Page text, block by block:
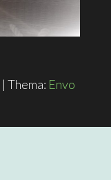
| Thema: Envo